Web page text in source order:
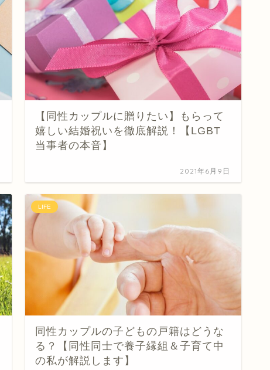
【同性カップルに贈りたい】もらって
嬉しい結婚祝いを徹底解説！【LGBT
当事者の本音】
2021年6月9日
LIFE
同性カップルの子どもの戸籍はどうな
る？【同性同士で養子縁組＆子育て中
の私が解説します】